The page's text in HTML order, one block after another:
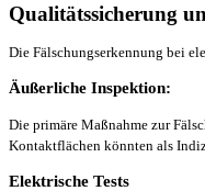
Qualitätssicherung
Die Fälschungserkennung bei
Äußerliche Inspektion:
Die primäre Maßnahme zur
Kontaktflächen könnten als
Elektrische Tests